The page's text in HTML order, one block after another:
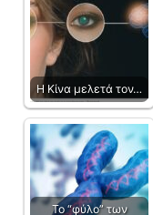
Η Κίνα μελετά τον…
Το “φύλο” των